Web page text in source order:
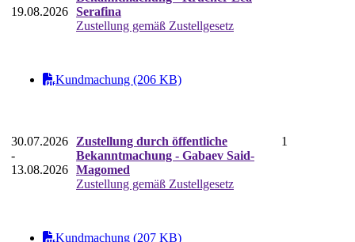
19.08.2026 Serafina
Zustellung gemäß Zustellgesetz
Kundmachung (206 KB)
30.07.2026
-
13.08.2026
Zustellung durch öffentliche
Bekanntmachung - Gabaev Said-
Magomed
Zustellung gemäß Zustellgesetz
1
Kundmachung (207 KB)